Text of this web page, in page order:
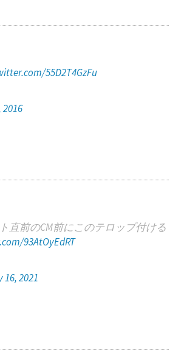
55D2T4GzFu
2016
直前のCM前にこのテロップ付ける
93AtOyEdRT
16, 2021